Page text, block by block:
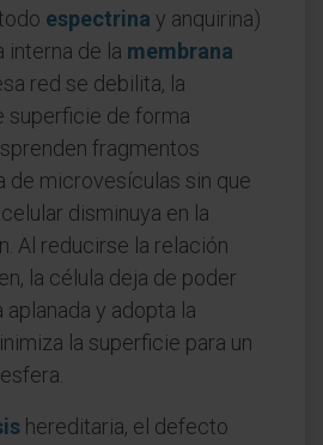
espectrina y anquirina)
interna de la membrana
red se debilita, la
superficie de forma
fragmentos
de microvesículas sin que
disminuya en la
Al reducirse la relación
la célula deja de poder
y adopta la
la superficie para un
hereditaria, el defecto